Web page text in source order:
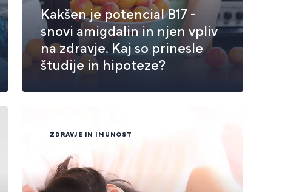
Kakšen je potencial B17 -
snovi amigdalin in njen vpliv
na zdravje. Kaj so prinesle
študije in hipoteze?
ZDRAVJE IN IMUNOST